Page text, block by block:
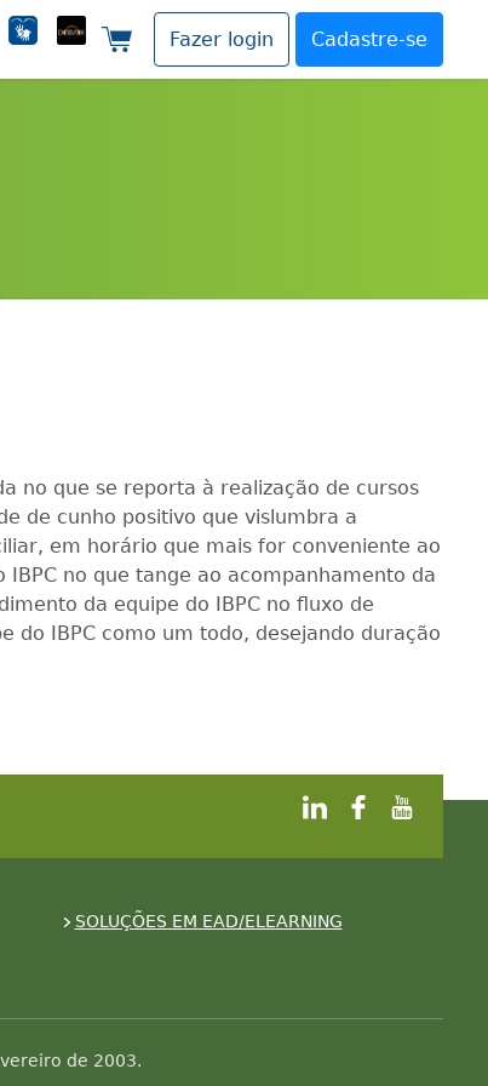
Carrinho de compras
Fazer login Cadastre-se
no que se reporta à realização de cursos
de cunho positivo que vislumbra a
em horário que mais for conveniente ao
no que tange ao acompanhamento da
da equipe do IBPC no fluxo de
do IBPC como um todo, desejando duração
SOLUÇÕES EM EAD/ELEARNING
de 2003.